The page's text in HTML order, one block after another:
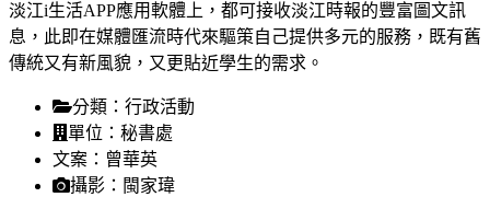
淡江i生活APP應用軟體上，都可接收淡江時報的豐富圖文訊
息，此即在媒體匯流時代來驅策自己提供多元的服務，既有舊
傳統又有新風貌，又更貼近學生的需求。
分類： 行政活動
單位： 秘書處
文案： 曾華英
攝影： 閩家瑋